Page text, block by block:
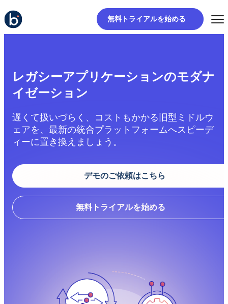
無料トライアルを始める
レガシーアプリケーションのモダナ
イゼーション
遅くて扱いづらく、コストもかかる旧型ミドルウ
ェアを、最新の統合プラットフォームへスピーデ
ィーに置き換えましょう。
デモのご依頼はこちら
無料トライアルを始める